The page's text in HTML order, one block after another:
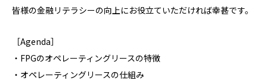
皆様の金融リテラシーの向上にお役立ていただければ幸甚です。
［Agenda］
・FPGのオペレーティングリースの特徴
・オペレーティングリースの仕組み